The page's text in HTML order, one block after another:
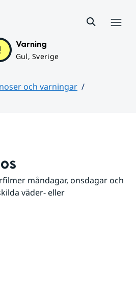
Varning
Gul, Sverige
och varningar
måndagar, onsdagar och
väder- eller